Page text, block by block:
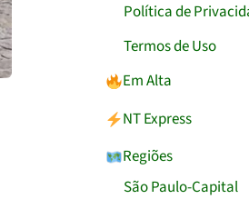
Política de
Termos de Uso
Em Alta
NT Express
Regiões
São Paulo-Capital